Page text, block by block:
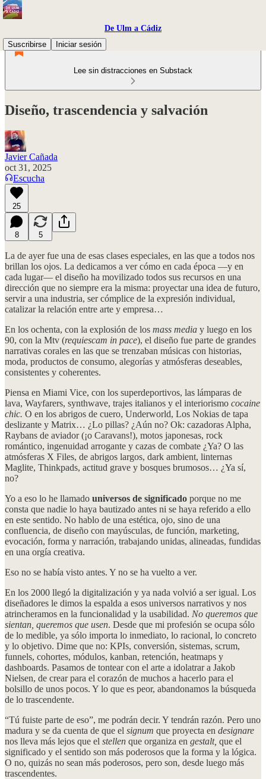
De Ulm a Cádiz
Suscribirse
Iniciar sesión
Lee sin distracciones en Substack
Diseño, trascendencia y salvación
Javier Cañada
oct 31, 2025
Escucha
25
8 5
La de ayer fue una de esas clases especiales, en las que a todos nos
brillan los ojos. La dedicamos a ver cómo en cada época —y en
cada lugar— el diseño ha movilizado todos sus recursos en una
dirección que no siempre era la misma: proyectar una idea de futuro,
servir a una industria, ser cómplice de la expresión individual,
catalizar la relación entre arte y empresa…
En los ochenta, con la explosión de los mass media y luego en los
90, con la Mtv (requiescam in pace), el diseño fue parte de grandes
narrativas corales en las que se trenzaban músicas con historias,
moda, productos de consumo, alegorías y atmósferas deseables,
consistentes y coherentes.
Piensa en Miami Vice, con los superdeportivos, las lámparas de
lava, Wayfarers, synthwave, trajes italianos y el interiorismo cocaine
chic. O en los abrigos de cuero, Underworld, Los Nokias de tapa
deslizante y Matrix… ¿Lo pillas? ¿Aún no? Ok: cazadoras Alpha,
Raybans de aviador (¡o Caravans!), motos japonesas, rock
romántico, ingenuidad arrogante y cazas de combate ¿Ya? O las
atmósferas X Files, de abrigos largos, dark ambient, linternas
Maglite, Thinkpads, actitud grave y bosques brumosos… ¿Ya sí,
no?
Yo a eso lo he llamado universos de significado porque no me
consta que nadie lo haya bautizado antes ni se haya referido a ello
en este sentido. No hablo de una estética, ojo, sino de una
confluencia, de diseño con mayúsculas, de función, marketing,
evocación, forma y narración, trabajando unidas, alineadas, fundidas
en una orgía creativa.
Eso no se había visto antes. Y no se ha vuelto a ver.
En los 2000 llegó la digitalización y ya nada volvió a ser igual. Los
diseñadores le dimos la espalda a esos universos narrativos y nos
atrincheramos en la funcionalidad y la usabilidad. No queremos que
sientan, queremos que usen. Desde que mi profesión se ocupa sólo
de lo medible, ya sólo importa lo inmediato, lo racional, lo concreto
y lo objetivo. Dime que no: KPIs, conversión, sistemas, scrum,
funnels, cohortes, módulos, kanban, retención, heatmaps y
dashboards. Pasamos de tontear con el arte a idolatrar a Jakob
Nielsen, de crear para el corazón de muchos a hacerlo para el
bolsillo de unos pocos. Y lo que es peor, abandonamos la búsqueda
de lo trascendente.
“Tú fuiste parte de eso”, me podrán decir. Y tendrán razón. Pero uno
madura y se da cuenta de que el signum que proyecta en designare
nos lleva más lejos que el stellen que organiza en gestalt, que el
significado y el sentido son más poderosos que la forma y la lógica.
O no, quizás no sean más poderosos, pero son, desde luego más
trascendentes.